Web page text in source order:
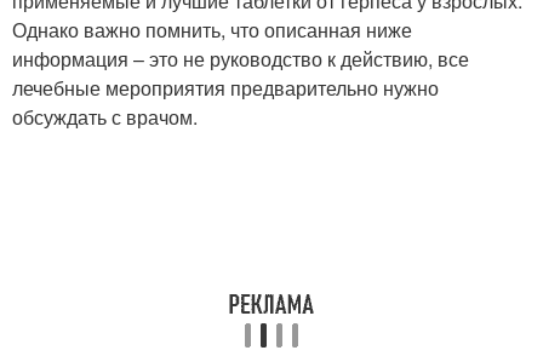
Однако важно помнить, что описанная ниже
информация – это не руководство к действию, все
лечебные мероприятия предварительно нужно
обсуждать с врачом.